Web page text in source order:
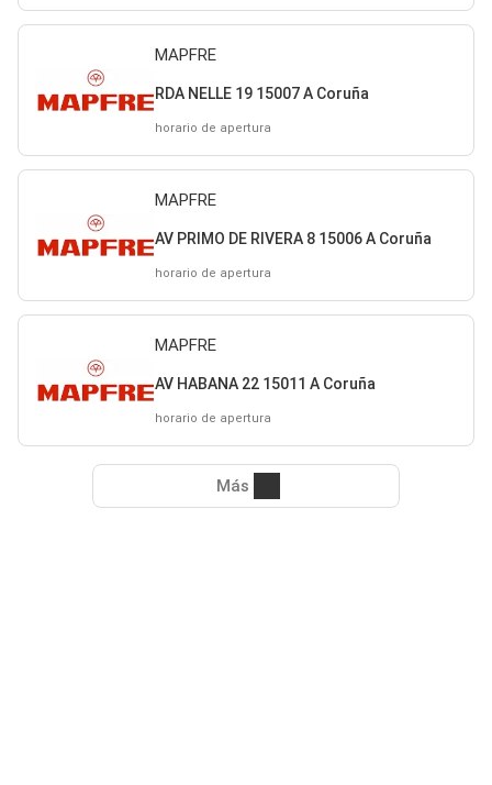
MAPFRE
RDA NELLE 19 15007 A Coruña
horario de apertura
MAPFRE
AV PRIMO DE RIVERA 8 15006 A Coruña
horario de apertura
MAPFRE
AV HABANA 22 15011 A Coruña
horario de apertura
Más